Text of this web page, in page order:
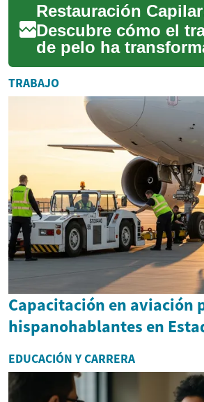
e...
Descubre cómo el
de pelo ha
tratamiento de la
ofreciendo una
duradera y...
TRABAJO
Capacitación en aviación
hispanohablantes en
EDUCACIÓN Y CARRERA